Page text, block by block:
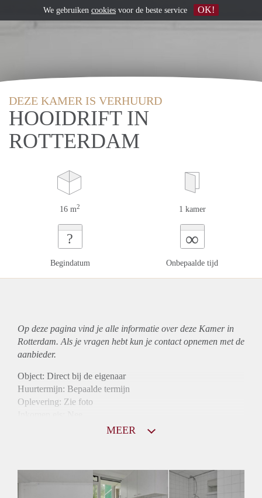
DEZE KAMER IS VERHUURD
HOOIDRIFT IN
ROTTERDAM
16 m2 1 kamer
?
Begindatum
∞
Onbepaalde tijd
Op deze pagina vind je alle informatie over deze Kamer in
Rotterdam. Als je vragen hebt kun je contact opnemen met de
aanbieder.
Object: Direct bij de eigenaar
Huurtermijn: Bepaalde termijn
Oplevering: Zie foto
Gedeelde Douche: Ja
Gedeelde woonkamer: Ja
MEER
We gebruiken cookies voor de beste service OK!